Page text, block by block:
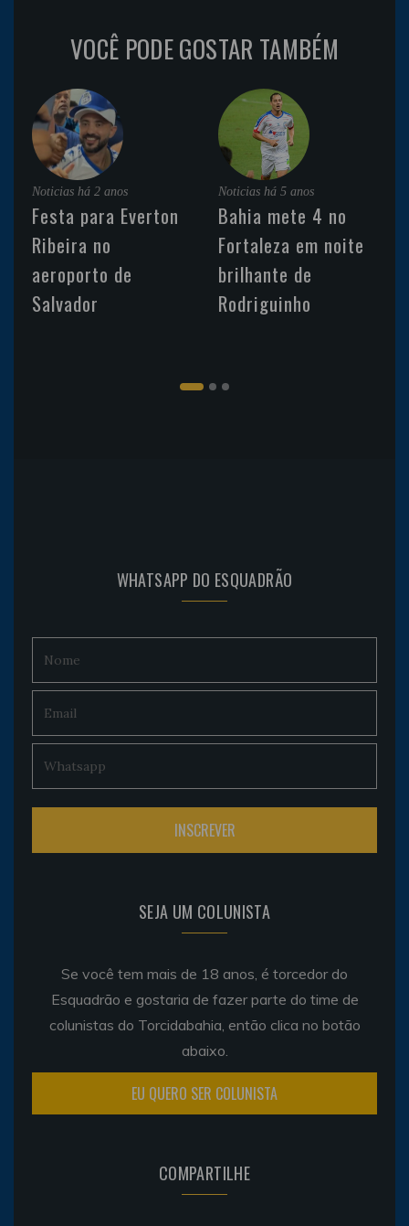
VOCÊ PODE GOSTAR TAMBÉM
Noticias há 2 anos
Festa para Everton
Ribeira no
aeroporto de
Salvador
Noticias há 5 anos
Bahia mete 4 no
Fortaleza em noite
brilhante de
Rodriguinho
WHATSAPP DO ESQUADRÃO
SEJA UM COLUNISTA
Se você tem mais de 18 anos, é torcedor do
Esquadrão e gostaria de fazer parte do time de
colunistas do Torcidabahia, então clica no botão
abaixo.
EU QUERO SER COLUNISTA
COMPARTILHE